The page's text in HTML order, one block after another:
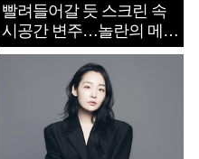
빨려들어갈 듯 스크린 속
시공간 변주…놀란의 메시
지는 ‘전쟁 속죄’